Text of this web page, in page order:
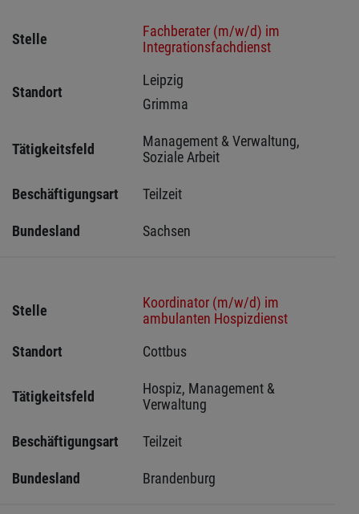
Stelle
Fachberater (m/w/d) im
Integrationsfachdienst
Standort
Leipzig
Grimma
Tätigkeitsfeld
Management & Verwaltung,
Soziale Arbeit
Beschäftigungsart Teilzeit
Bundesland Sachsen
Stelle
Koordinator (m/w/d) im
ambulanten Hospizdienst
Standort
Cottbus
Tätigkeitsfeld
Hospiz, Management &
Verwaltung
Beschäftigungsart Teilzeit
Bundesland Brandenburg